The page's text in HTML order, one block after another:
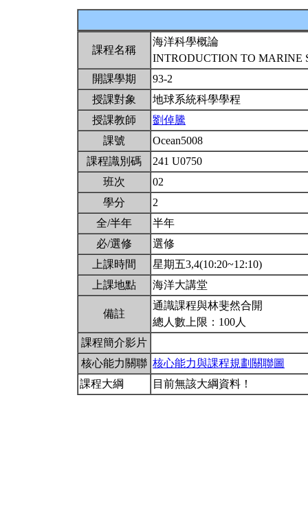
課程名稱
海洋科學概論
INTRODUCTION TO MARINE
開課學期
93-2
授課對象
地球系統科學學程
授課教師
劉倬騰
課號
Ocean5008
課程識別碼
241 U0750
班次
02
學分
2
全/半年
半年
必/選修
選修
上課時間
星期五3,4(10:20~12:10)
上課地點
海洋大講堂
備註
通識課程與林斐然合開
總人數上限：100人
課程簡介影片
核心能力關聯 核心能力與課程規劃關聯圖
課程大綱
目前無該大綱資料！